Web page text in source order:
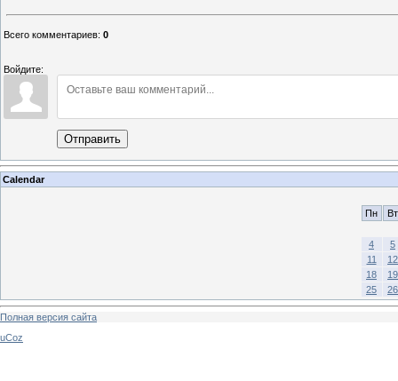
Всего комментариев: 0
Войдите:
Отправить
Calendar
Пн Вт
4
5
11
12
18
19
25
26
Полная версия сайта
uCoz